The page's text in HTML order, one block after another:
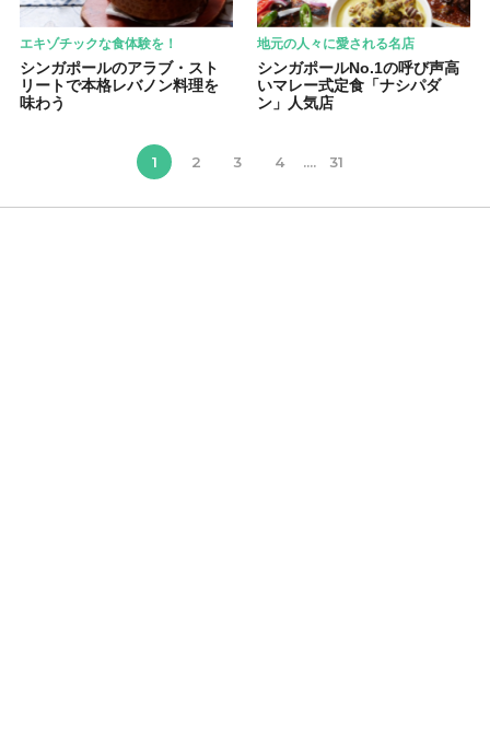
エキゾチックな食体験を！
シンガポールのアラブ・スト
リートで本格レバノン料理を
味わう
地元の人々に愛される名店
シンガポールNo.1の呼び声高
いマレー式定食「ナシパダ
ン」人気店
1 2 3 4 .... 31